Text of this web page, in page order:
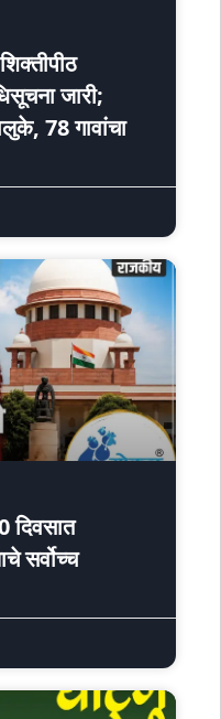
जारी;
78 गावांचा
सर्वोच्च